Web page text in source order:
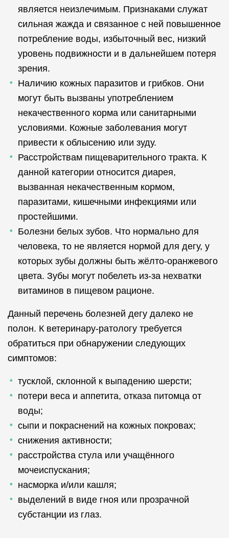
является неизлечимым. Признаками служат
сильная жажда и связанное с ней повышенное
потребление воды, избыточный вес, низкий
уровень подвижности и в дальнейшем потеря
зрения.
Наличию кожных паразитов и грибков. Они
могут быть вызваны употреблением
некачественного корма или санитарными
условиями. Кожные заболевания могут
привести к облысению или зуду.
Расстройствам пищеварительного тракта. К
данной категории относится диарея,
вызванная некачественным кормом,
паразитами, кишечными инфекциями или
простейшими.
Болезни белых зубов. Что нормально для
человека, то не является нормой для дегу, у
которых зубы должны быть жёлто-оранжевого
цвета. Зубы могут побелеть из-за нехватки
витаминов в пищевом рационе.
Данный перечень болезней дегу далеко не
полон. К ветеринару-ратологу требуется
обратиться при обнаружении следующих
симптомов:
тусклой, склонной к выпадению шерсти;
потери веса и аппетита, отказа питомца от
воды;
сыпи и покраснений на кожных покровах;
снижения активности;
расстройства стула или учащённого
мочеиспускания;
насморка и/или кашля;
выделений в виде гноя или прозрачной
субстанции из глаз.